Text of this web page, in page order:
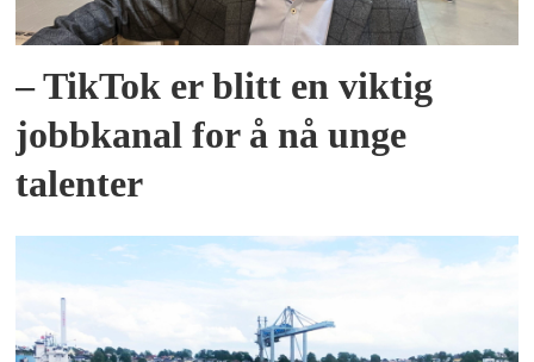
– TikTok er blitt en viktig
jobbkanal for å nå unge
talenter